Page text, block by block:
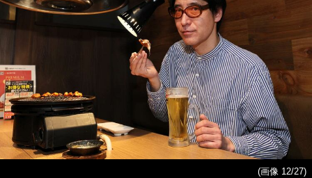
(画像 12/27)